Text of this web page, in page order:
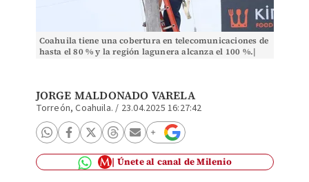
Coahuila tiene una cobertura en telecomunicaciones de
hasta el 80 % y la región lagunera alcanza el 100 %.|
JORGE MALDONADO VARELA
Torreón, Coahuila. / 23.04.2025 16:27:42
Únete al canal de Milenio